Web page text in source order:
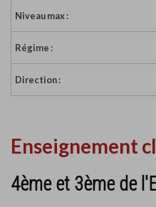
Niveau max :
Régime :
Direction :
Enseignement
4ème et 3ème de